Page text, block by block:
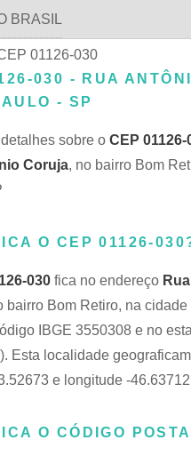
BRASIL
01126-030
030 - RUA
- SP
sobre o CEP 01126-
Coruja, no bairro Bom
O CEP 01126-
030 fica no endereço
bairro Bom Retiro, na
IBGE 3550308 e no
Esta localidade
e longitude -46.63712
O CÓDIGO